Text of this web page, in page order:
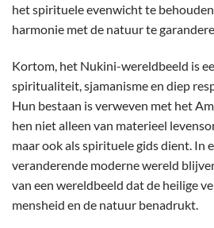
het spirituele evenwicht te
harmonie met de natuur te
Kortom, het Nukini-wereldbeeld is
spiritualiteit, sjamanisme en diep
Hun bestaan ​​is verweven met het
hen niet alleen van materieel
maar ook als spirituele gids dient. In
veranderende moderne wereld
van een wereldbeeld dat de heilige
mensheid en de natuur benadrukt.